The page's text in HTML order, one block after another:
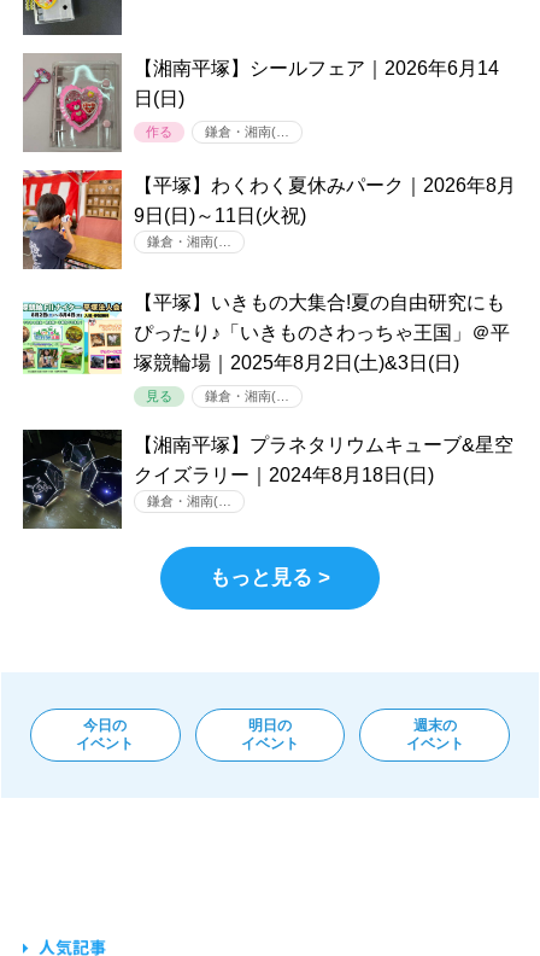
【湘南平塚】シールフェア｜2026年6月14
日(日)
作る 鎌倉・湘南(…
【平塚】わくわく夏休みパーク｜2026年8月
9日(日)～11日(火祝)
鎌倉・湘南(…
【平塚】いきもの大集合!夏の自由研究にも
ぴったり♪「いきものさわっちゃ王国」＠平
塚競輪場｜2025年8月2日(土)&3日(日)
見る 鎌倉・湘南(…
【湘南平塚】プラネタリウムキューブ&星空
クイズラリー｜2024年8月18日(日)
鎌倉・湘南(…
もっと見る >
今日の
イベント
明日の
イベント
週末の
イベント